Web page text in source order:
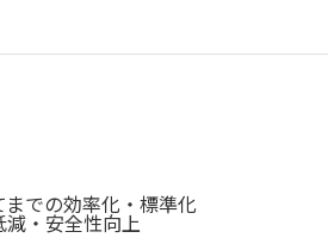
での効率化・標準化
・安全性向上